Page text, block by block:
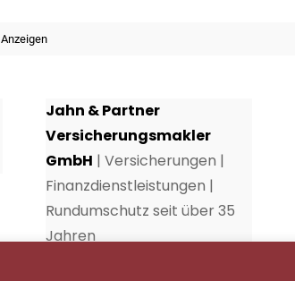
Anzeigen
Jahn & Partner
Versicherungsmakler
GmbH | Versicherungen |
Finanzdienstleistungen |
Rundumschutz seit über 35
Jahren